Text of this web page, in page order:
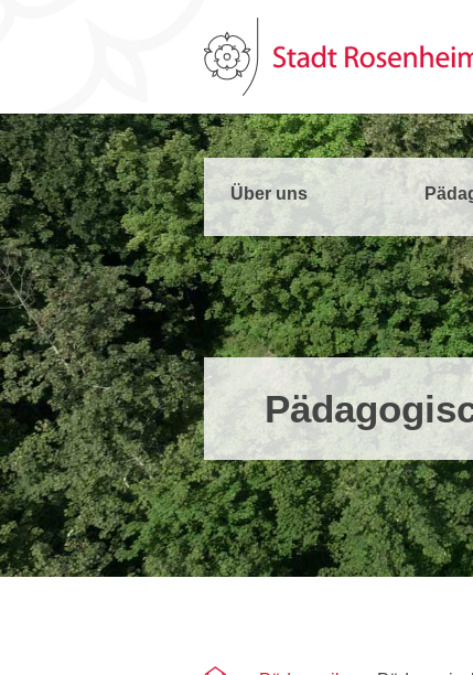
Über uns
Sie befinden sich auf der Seite